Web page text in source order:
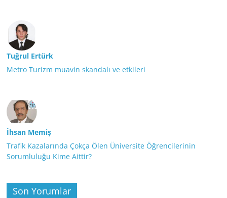
Tuğrul Ertürk
Metro Turizm muavin skandalı ve etkileri
İhsan Memiş
Trafik Kazalarında Çokça Ölen Üniversite Öğrencilerinin
Sorumluluğu Kime Aittir?
Son Yorumlar